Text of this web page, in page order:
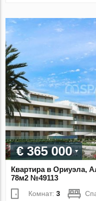
€ 365 000
Квартира в Ориуэла,
78м2 №49113
Комнат:3